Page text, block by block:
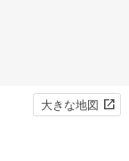
大きな地図